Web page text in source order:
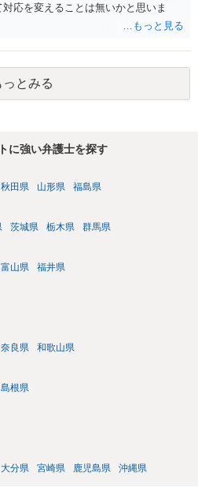
応を変えることは無いかと思いま
っとみる
に強い弁護士を探す
秋田県 山形県 福島県
茨城県 栃木県 群馬県
富山県 福井県
奈良県 和歌山県
島根県
大分県 宮崎県 鹿児島県 沖縄県